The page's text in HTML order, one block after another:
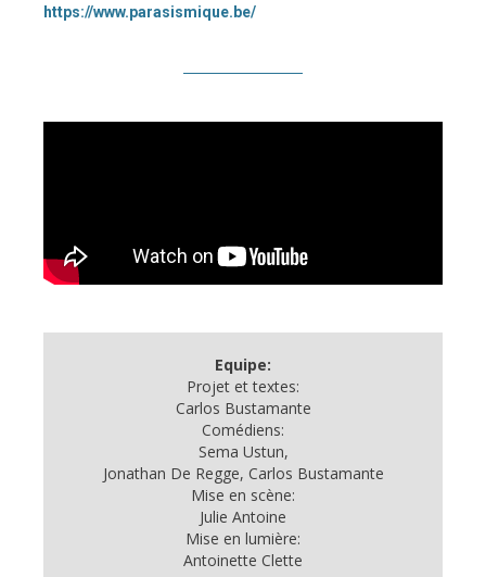
https://www.parasismique.be/
Equipe:
Projet et textes:
Carlos Bustamante
Comédiens:
Sema Ustun,
Jonathan De Regge, Carlos Bustamante
Mise en scène:
Julie Antoine
Mise en lumière:
Antoinette Clette